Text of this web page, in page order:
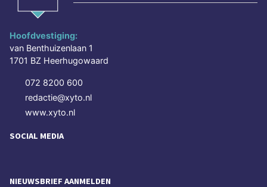
Hoofdvestiging:
van Benthuizenlaan 1
1701 BZ Heerhugowaard
072 8200 600
redactie@xyto.nl
www.xyto.nl
SOCIAL MEDIA
NIEUWSBRIEF AANMELDEN